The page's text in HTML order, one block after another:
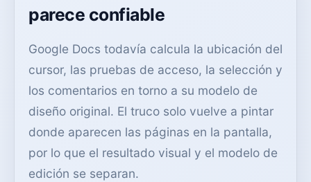
parece confiable
Google Docs todavía calcula la ubicación del
cursor, las pruebas de acceso, la selección y
los comentarios en torno a su modelo de
diseño original. El truco solo vuelve a pintar
donde aparecen las páginas en la pantalla,
por lo que el resultado visual y el modelo de
edición se separan.